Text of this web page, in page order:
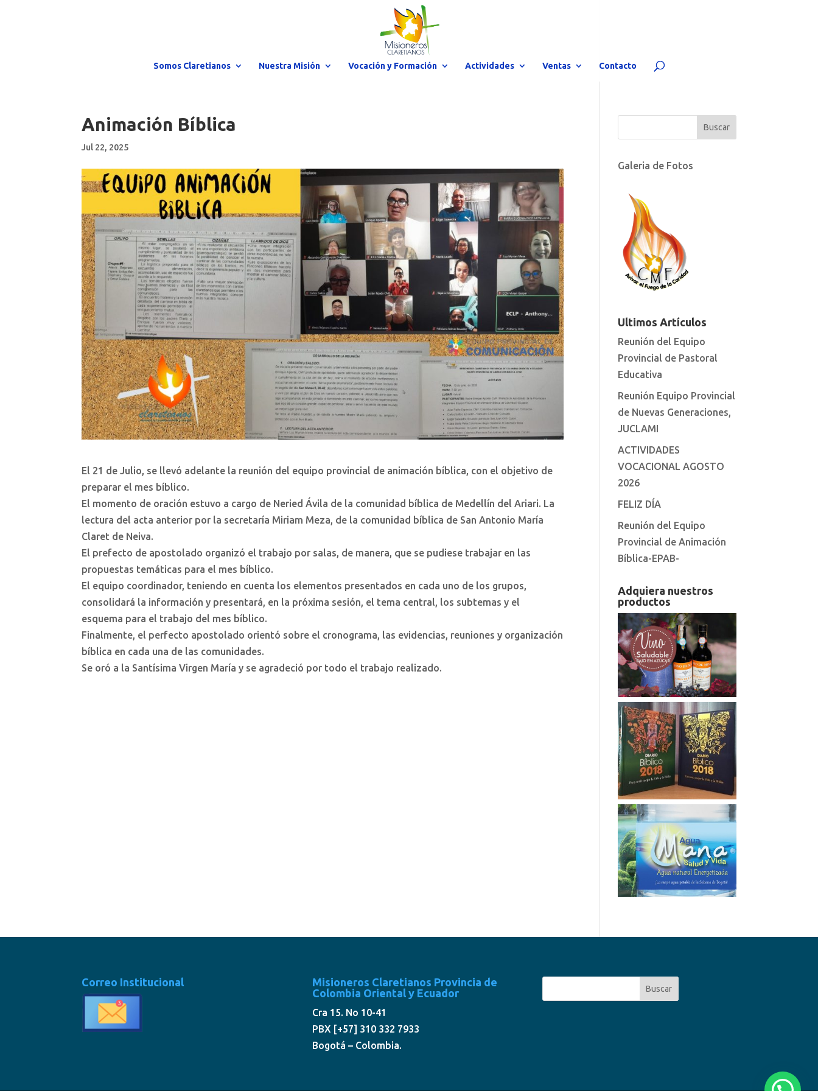
Somos Claretianos Nuestra Misión Vocación y Formación Actividades Ventas Contacto
Animación Bíblica
Jul 22, 2025
El 21 de Julio, se llevó adelante la reunión del equipo provincial de animación bíblica, con el objetivo de
preparar el mes bíblico.
El momento de oración estuvo a cargo de Neried Ávila de la comunidad bíblica de Medellín del Ariari. La
lectura del acta anterior por la secretaría Miriam Meza, de la comunidad bíblica de San Antonio María
Claret de Neiva.
El prefecto de apostolado organizó el trabajo por salas, de manera, que se pudiese trabajar en las
propuestas temáticas para el mes bíblico.
El equipo coordinador, teniendo en cuenta los elementos presentados en cada uno de los grupos,
consolidará la información y presentará, en la próxima sesión, el tema central, los subtemas y el
esquema para el trabajo del mes bíblico.
Finalmente, el perfecto apostolado orientó sobre el cronograma, las evidencias, reuniones y organización
bíblica en cada una de las comunidades.
Se oró a la Santísima Virgen María y se agradeció por todo el trabajo realizado.
Galeria de Fotos
Ultimos Artículos
Reunión del Equipo
Provincial de Pastoral
Educativa
Reunión Equipo Provincial
de Nuevas Generaciones,
JUCLAMI
ACTIVIDADES
VOCACIONAL AGOSTO
2026
FELIZ DÍA
Reunión del Equipo
Provincial de Animación
Bíblica-EPAB-
Adquiera nuestros
productos
Correo Institucional
Misioneros Claretianos Provincia de
Colombia Oriental y Ecuador
Cra 15. No 10-41
PBX [+57] 310 332 7933
Bogotá – Colombia.